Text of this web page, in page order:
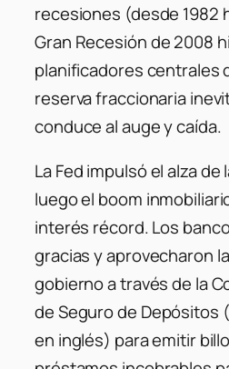
recesiones (desde 1982
Gran Recesión de 2008
planificadores centrales
reserva fraccionaria
conduce al auge y caída.
La Fed impulsó el alza
luego el boom
interés récord. Los
gracias y aprovecharon
gobierno a través de la
de Seguro de Depósitos
en inglés) para emitir